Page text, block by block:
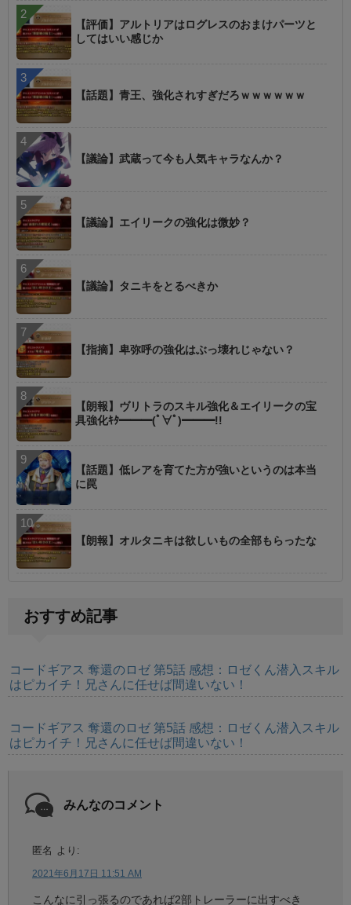
【評価】アルトリアはログレスのおまけパーツと
してはいい感じか
【話題】青王、強化されすぎだろｗｗｗｗｗｗ
【議論】武蔵って今も人気キャラなんか？
【議論】エイリークの強化は微妙？
【議論】タニキをとるべきか
【指摘】卑弥呼の強化はぶっ壊れじゃない？
【朗報】ヴリトラのスキル強化＆エイリークの宝
具強化ｷﾀ━━━(ﾟ∀ﾟ)━━━!!
【話題】低レアを育てた方が強いというのは本当
に罠
【朗報】オルタニキは欲しいもの全部もらったな
おすすめ記事
コードギアス 奪還のロゼ 第5話 感想：ロゼくん潜入スキル
はピカイチ！兄さんに任せば間違いない！
コードギアス 奪還のロゼ 第5話 感想：ロゼくん潜入スキル
はピカイチ！兄さんに任せば間違いない！
みんなのコメント
匿名 より:
2021年6月17日 11:51 AM
こんなに引っ張るのであれば2部トレーラーに出すべき